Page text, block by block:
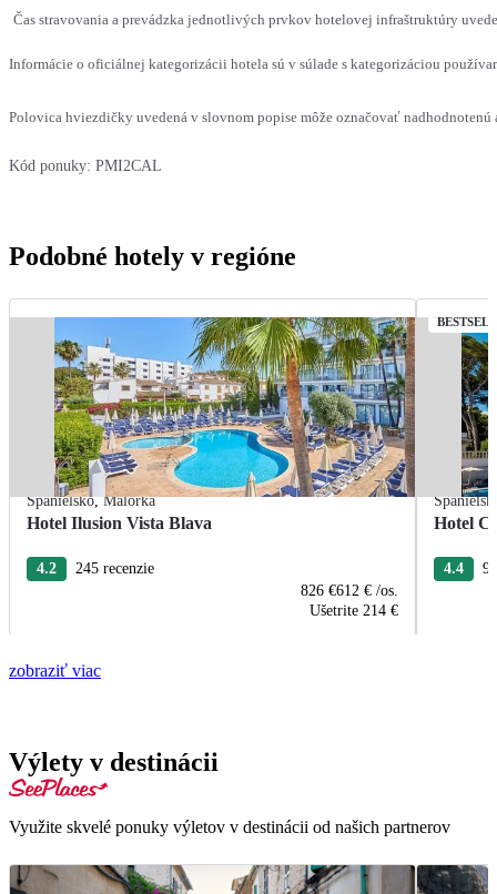
Čas stravovania a prevádzka jednotlivých prvkov hotelovej infraštruktúry
Informácie o oficiálnej kategorizácii hotela sú v súlade s kategorizáciou
Polovica hviezdičky uvedená v slovnom popise môže označovať
Kód ponuky: PMI2CAL
Podobné hotely v regióne
Španielsko,Malorka
Hotel Ilusion Vista Blava
4.2
245 recenzie
826 €612 € /os.
Ušetrite 214 €
Hotel
4.4
zobraziť viac
Výlety v destinácii
Využite skvelé ponuky výletov v destinácii od našich partnerov